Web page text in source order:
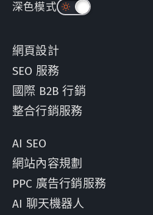
深色模式
網頁設計
SEO 服務
國際 B2B 行銷
整合行銷服務
AI SEO
網站內容規劃
PPC 廣告行銷服務
AI 聊天機器人